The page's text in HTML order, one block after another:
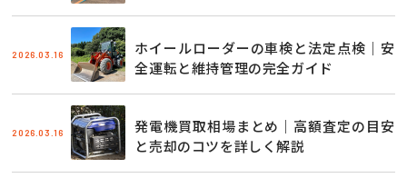
2026.03.16
ホイールローダーの車検と法定点検｜安
全運転と維持管理の完全ガイド
2026.03.16
発電機買取相場まとめ｜高額査定の目安
と売却のコツを詳しく解説